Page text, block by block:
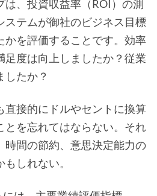
は、投資収益率（ROI）の測
ステムが御社のビジネス目標
かを評価することです。効率
足度は向上しましたか？従業
したか？
直接的にドルやセントに換算
とを忘れてはならない。それ
時間の節約、意思決定能力の
しれない。